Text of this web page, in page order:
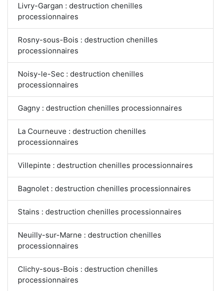
Livry-Gargan : destruction chenilles
processionnaires
Rosny-sous-Bois : destruction chenilles
processionnaires
Noisy-le-Sec : destruction chenilles
processionnaires
Gagny : destruction chenilles processionnaires
La Courneuve : destruction chenilles
processionnaires
Villepinte : destruction chenilles processionnaires
Bagnolet : destruction chenilles processionnaires
Stains : destruction chenilles processionnaires
Neuilly-sur-Marne : destruction chenilles
processionnaires
Clichy-sous-Bois : destruction chenilles
processionnaires